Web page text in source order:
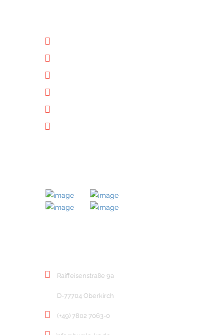
Raiffeisenstraße 9a
D-77704 Oberkirch
(+49) 7802 7063-0